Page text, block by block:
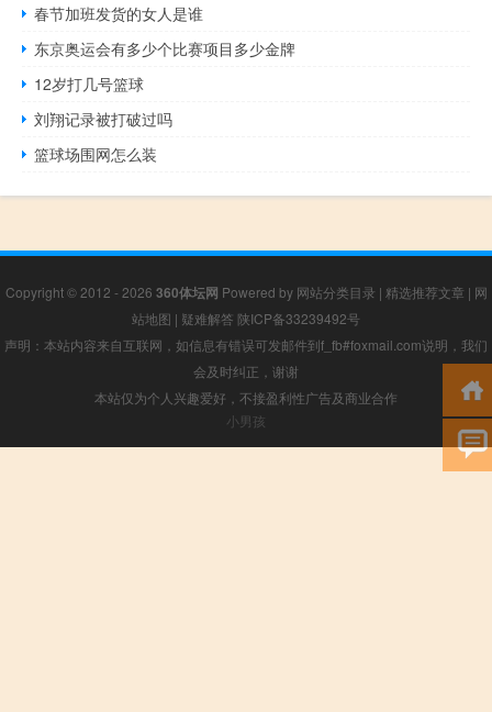
春节加班发货的女人是谁
东京奥运会有多少个比赛项目多少金牌
12岁打几号篮球
刘翔记录被打破过吗
篮球场围网怎么装
Copyright © 2012 - 2026 360体坛网 Powered by 网站分类目录 | 精选推荐文章 | 网
站地图 | 疑难解答 陕ICP备33239492号
声明：本站内容来自互联网，如信息有错误可发邮件到f_fb#foxmail.com说明，我们
会及时纠正，谢谢
本站仅为个人兴趣爱好，不接盈利性广告及商业合作
小男孩